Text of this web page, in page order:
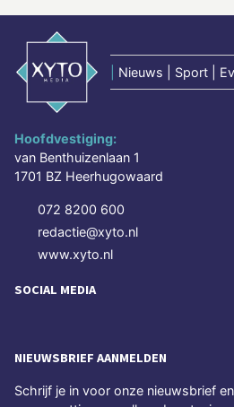
Nieuws | Sport |
Hoofdvestiging:
van Benthuizenlaan 1
1701 BZ Heerhugowaard
072 8200 600
redactie@xyto.nl
www.xyto.nl
SOCIAL MEDIA
NIEUWSBRIEF AANMELDEN
Schrijf je in voor onze nieuwsbrief